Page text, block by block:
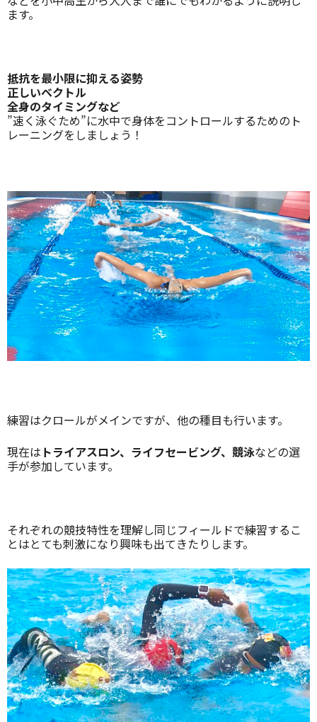
ます。
抵抗を最小限に抑える姿勢
正しいベクトル
全身のタイミングなど
”速く泳ぐため”に水中で身体をコントロールするためのト
レーニングをしましょう！
練習はクロールがメインですが、他の種目も行います。
現在は トライアスロン、ライフセービング、競泳などの選
手が参加しています。
それぞれの競技特性を理解し同じフィールドで練習するこ
とはとても刺激になり興味も出てきたりします。